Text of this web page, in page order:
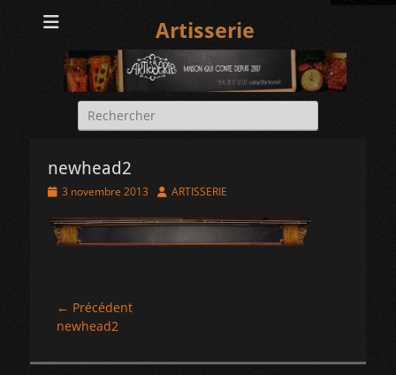
Artisserie
Rechercher :
newhead2
Posted
3 novembre 2013 Author
ARTISSERIE
Navigation
de
← Précédent
Article
newhead2